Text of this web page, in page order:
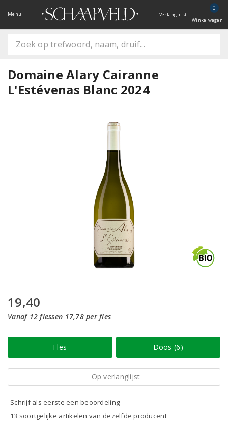
Menu Verlanglijst
0
Winkelwagen
Domaine Alary Cairanne
L'Estévenas Blanc 2024
19,40
Vanaf 12 flessen 17,78 per fles
Fles Doos (6)
Op verlanglijst
Schrijf als eerste een beoordeling
13 soortgelijke artikelen van dezelfde producent